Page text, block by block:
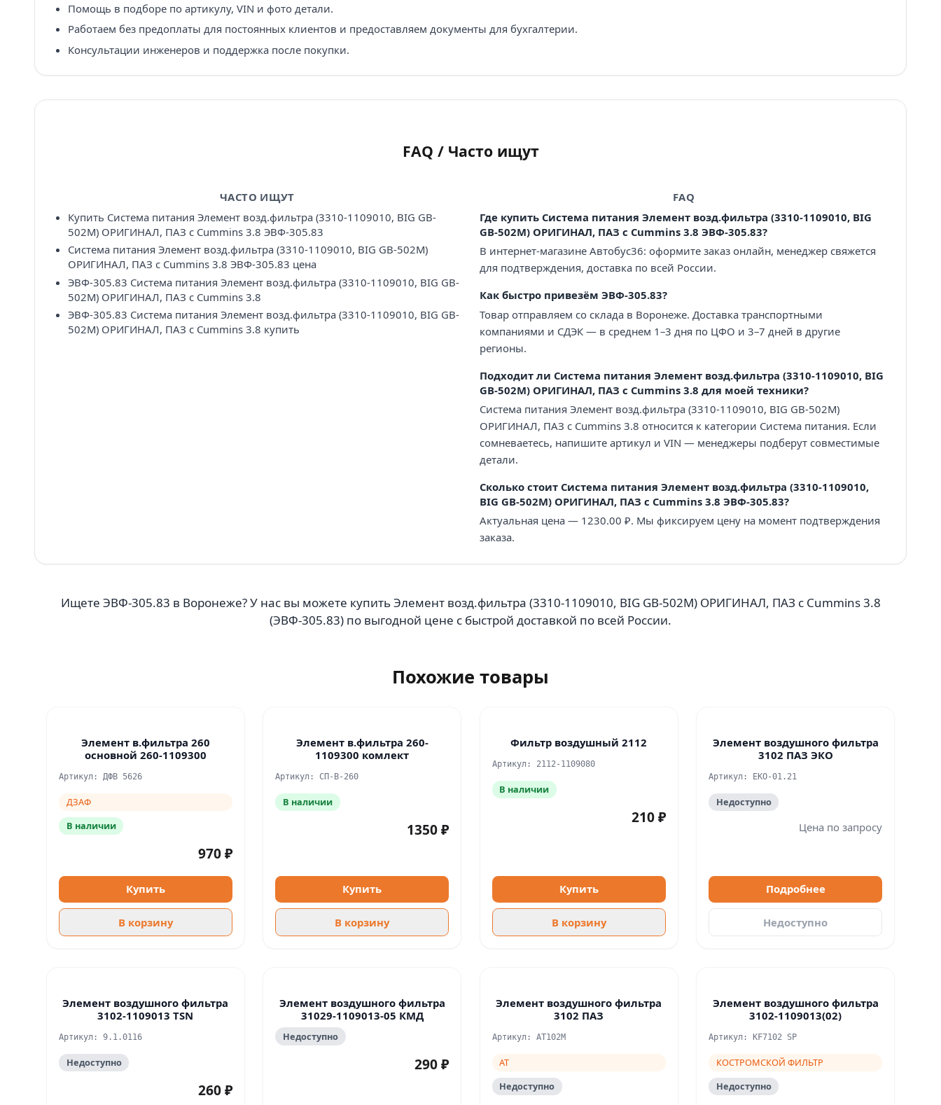
Помощь в подборе по артикулу, VIN и фото детали.
Работаем без предоплаты для постоянных клиентов и предоставляем документы для бухгалтерии.
Консультации инженеров и поддержка после покупки.
FAQ / Часто ищут
ЧАСТО ИЩУТ
Купить Система питания Элемент возд.фильтра (3310-1109010, BIG GB-
502M) ОРИГИНАЛ, ПАЗ c Cummins 3.8 ЭВФ-305.83
Система питания Элемент возд.фильтра (3310-1109010, BIG GB-502M)
ОРИГИНАЛ, ПАЗ c Cummins 3.8 ЭВФ-305.83 цена
ЭВФ-305.83 Система питания Элемент возд.фильтра (3310-1109010, BIG GB-
502M) ОРИГИНАЛ, ПАЗ c Cummins 3.8
ЭВФ-305.83 Система питания Элемент возд.фильтра (3310-1109010, BIG GB-
502M) ОРИГИНАЛ, ПАЗ c Cummins 3.8 купить
FAQ
Где купить Система питания Элемент возд.фильтра (3310-1109010, BIG
GB-502M) ОРИГИНАЛ, ПАЗ c Cummins 3.8 ЭВФ-305.83?
В интернет-магазине Автобус36: оформите заказ онлайн, менеджер свяжется
для подтверждения, доставка по всей России.
Как быстро привезём ЭВФ-305.83?
Товар отправляем со склада в Воронеже. Доставка транспортными
компаниями и СДЭК — в среднем 1–3 дня по ЦФО и 3–7 дней в другие
регионы.
Подходит ли Система питания Элемент возд.фильтра (3310-1109010, BIG
GB-502M) ОРИГИНАЛ, ПАЗ c Cummins 3.8 для моей техники?
Система питания Элемент возд.фильтра (3310-1109010, BIG GB-502M)
ОРИГИНАЛ, ПАЗ c Cummins 3.8 относится к категории Система питания. Если
сомневаетесь, напишите артикул и VIN — менеджеры подберут совместимые
детали.
Сколько стоит Система питания Элемент возд.фильтра (3310-1109010,
BIG GB-502M) ОРИГИНАЛ, ПАЗ c Cummins 3.8 ЭВФ-305.83?
Актуальная цена — 1230.00 ₽. Мы фиксируем цену на момент подтверждения
заказа.
Ищете ЭВФ-305.83 в Воронеже? У нас вы можете купить Элемент возд.фильтра (3310-1109010, BIG GB-502M) ОРИГИНАЛ, ПАЗ c Cummins 3.8
(ЭВФ-305.83) по выгодной цене с быстрой доставкой по всей России.
Похожие товары
Элемент в.фильтра 260
основной 260-1109300
Артикул: ДФВ 5626
ДЗАФ
В наличии
970 ₽
Купить
В корзину
Элемент в.фильтра 260-
1109300 комлект
Артикул: СП-В-260
В наличии
1350 ₽
Купить
В корзину
Фильтр воздушный 2112
Артикул: 2112-1109080
В наличии
210 ₽
Купить
В корзину
Элемент воздушного фильтра
3102 ПАЗ ЭКО
Артикул: EKO-01.21
Недоступно
Цена по запросу
Подробнее
Недоступно
Элемент воздушного фильтра
3102-1109013 TSN
Артикул: 9.1.0116
Недоступно
260 ₽
Элемент воздушного фильтра
31029-1109013-05 КМД
Недоступно
290 ₽
Элемент воздушного фильтра
3102 ПАЗ
Артикул: AT102M
AT
Недоступно
Элемент воздушного фильтра
3102-1109013(02)
Артикул: KF7102 SP
КОСТРОМСКОЙ ФИЛЬТР
Недоступно